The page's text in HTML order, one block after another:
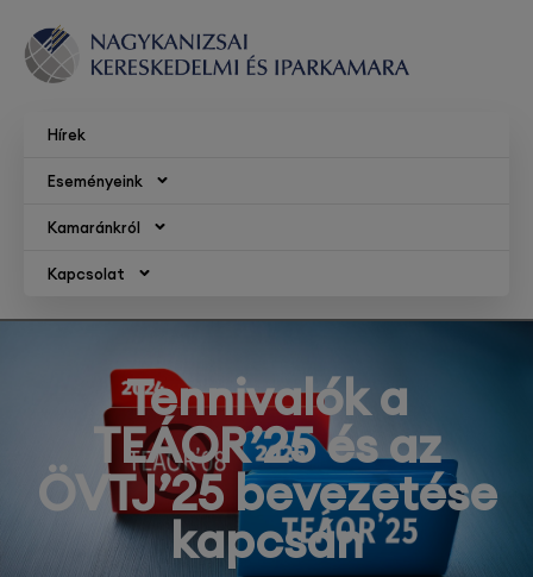
Hírek
Eseményeink
Kamaránkról
Kapcsolat
Tennivalók a
TEÁOR’25 és az
ÖVTJ’25 bevezetése
kapcsán